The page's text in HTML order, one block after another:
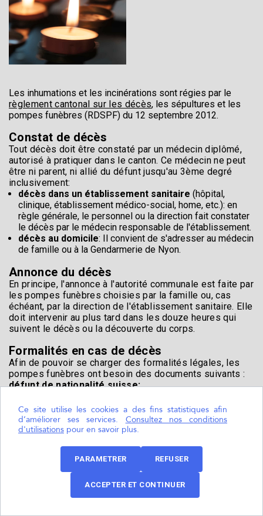
Les inhumations et les incinérations sont régies par le
règlement cantonal sur les décès, les sépultures et les
pompes funèbres (RDSPF) du 12 septembre 2012.
Constat de décès
Tout décès doit être constaté par un médecin diplômé,
autorisé à pratiquer dans le canton. Ce médecin ne peut
être ni parent, ni allié du défunt jusqu'au 3ème degré
inclusivement:
décès dans un établissement sanitaire (hôpital,
clinique, établissement médico-social, home, etc.): en
règle générale, le personnel ou la direction fait constater
le décès par le médecin responsable de l'établissement.
décès au domicile:
Il convient de s'adresser au médecin
de famille ou à la Gendarmerie de Nyon.
Annonce du décès
En principe, l'annonce à l'autorité communale est faite par
les pompes funèbres choisies par la famille ou, cas
échéant, par la direction de l'établissement sanitaire. Elle
doit intervenir au plus tard dans les douze heures qui
suivent le décès ou la découverte du corps.
Formalités en cas de décès
Afin de pouvoir se charger des formalités légales, les
pompes funèbres ont besoin des documents suivants :
défunt de nationalité suisse:
à défaut, acte de famille de moins de 6 mois
célibataire : certificat individuel d'état civil (de moins
de 6 mois)
livret de famille, acte de naissance, acte de mariage,
passeport, ou tout document officiel permettant à
l'officier d'état civil de déterminer la situation familiale,
de même que la filiation de la personne décédée
Ce site utilise les cookies a des fins statistiques afin
d’améliorer ses services. Consultez nos conditions
d'utilisations pour en savoir plus.
PARAMETRER REFUSER
ACCEPTER ET CONTINUER